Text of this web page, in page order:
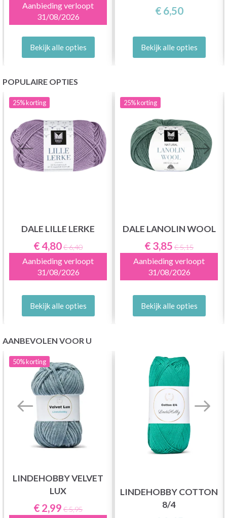
Aanbieding verloopt
31/08/2026
Bekijk alle opties
€ 6,50
Bekijk alle opties
POPULAIRE OPTIES
25%korting
DALE LILLE LERKE
€ 4,80€ 6,40
Aanbieding verloopt
31/08/2026
Bekijk alle opties
25%korting
DALE LANOLIN WOOL
€ 3,85 € 5,15
Aanbieding verloopt
31/08/2026
Bekijk alle opties
AANBEVOLEN VOOR U
50%korting
LINDEHOBBY VELVET
LUX
€ 2,99 € 5,95
LINDEHOBBY COTTON
8/4